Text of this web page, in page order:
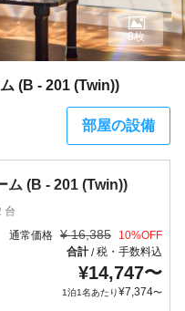
(B - 201 (Twin))
部屋の設備
8枚
ム (B - 201 (Twin))
台
通常価格 ¥ 16,385 10%OFF
合計/税・手数料込
¥14,747〜
1泊1名あたり¥7,374〜